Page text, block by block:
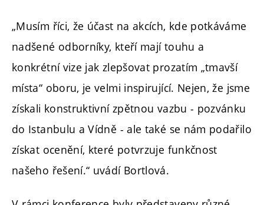
„Musím říci, že účast na akcích, kde potkáváme
nadšené odborníky, kteří mají touhu a
konkrétní vize jak zlepšovat prozatím „tmavší
místa“ oboru, je velmi inspirující. Nejen, že jsme
získali konstruktivní zpětnou vazbu - pozvánku
do Istanbulu a Vídně - ale také se nám podařilo
získat ocenění, které potvrzuje funkčnost
našeho řešení.“ uvádí Bortlová.